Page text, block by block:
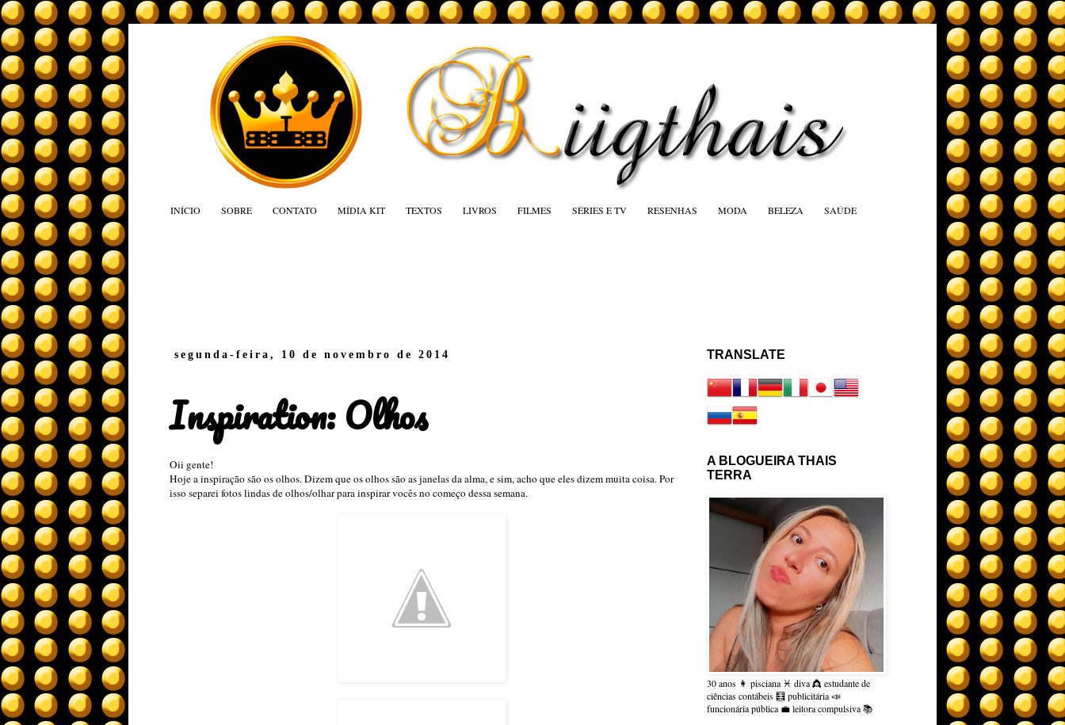
INÍCIO SOBRE CONTATO MÍDIA KIT TEXTOS LIVROS FILMES SÉRIES E TV RESENHAS MODA BELEZA SAÚDE
segunda-feira, 10 de novembro de 2014
Inspiration: Olhos
Oii gente!
Hoje a inspiração são os olhos. Dizem que os olhos são as janelas da alma, e sim, acho que eles dizem muita coisa. Por
isso separei fotos lindas de olhos/olhar para inspirar vocês no começo dessa semana.
TRANSLATE
A BLOGUEIRA THAIS
TERRA
30 anos 👩 pisciana ♓ diva 👸 estudante de
ciências contábeis 🧮 publicitária 📣
funcionária pública 💼 leitora compulsiva 📚